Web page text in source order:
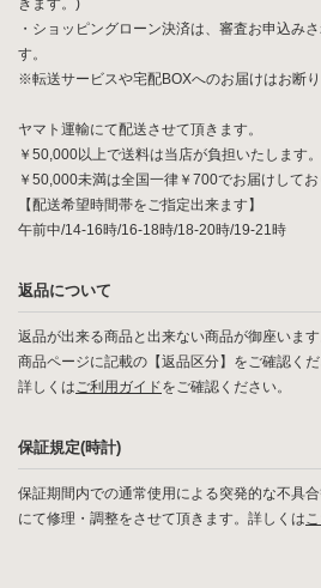
きます。)
・ショッピングローン決済は、審査お申込み
す。
※転送サービスや宅配BOXへのお届けはお断り
ヤマト運輸にて配送させて頂きます。
￥50,000以上で送料は当店が負担いたします。
￥50,000未満は全国一律￥700でお届けしてお
【配送希望時間帯をご指定出来ます】
午前中/14-16時/16-18時/18-20時/19-21時
返品について
返品が出来る商品と出来ない商品が御座います
商品ページに記載の【返品区分】をご確認くだ
詳しくはご利用ガイドをご確認ください。
保証規定(時計)
保証期間内での通常使用による突発的な不具
にて修理・調整をさせて頂きます。詳しくは